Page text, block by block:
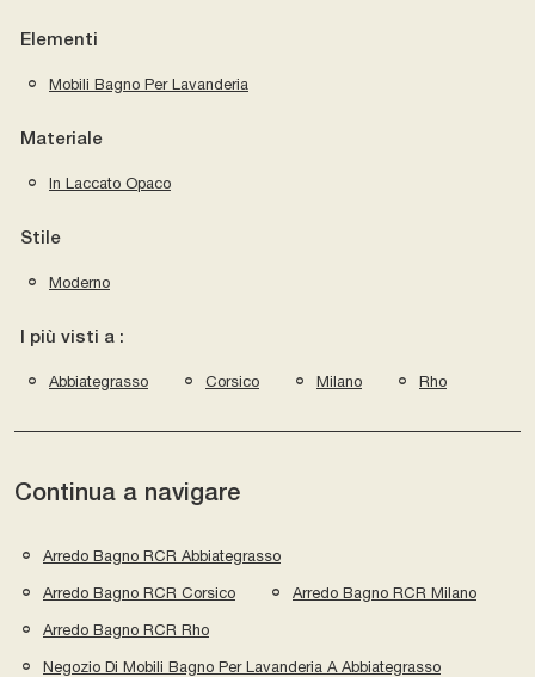
Elementi
Mobili Bagno Per Lavanderia
Materiale
In Laccato Opaco
Stile
Moderno
I più visti a :
Abbiategrasso Corsico Milano Rho
Continua a navigare
Arredo Bagno RCR Abbiategrasso
Arredo Bagno RCR Corsico Arredo Bagno RCR Milano
Arredo Bagno RCR Rho
Negozio Di Mobili Bagno Per Lavanderia A Abbiategrasso